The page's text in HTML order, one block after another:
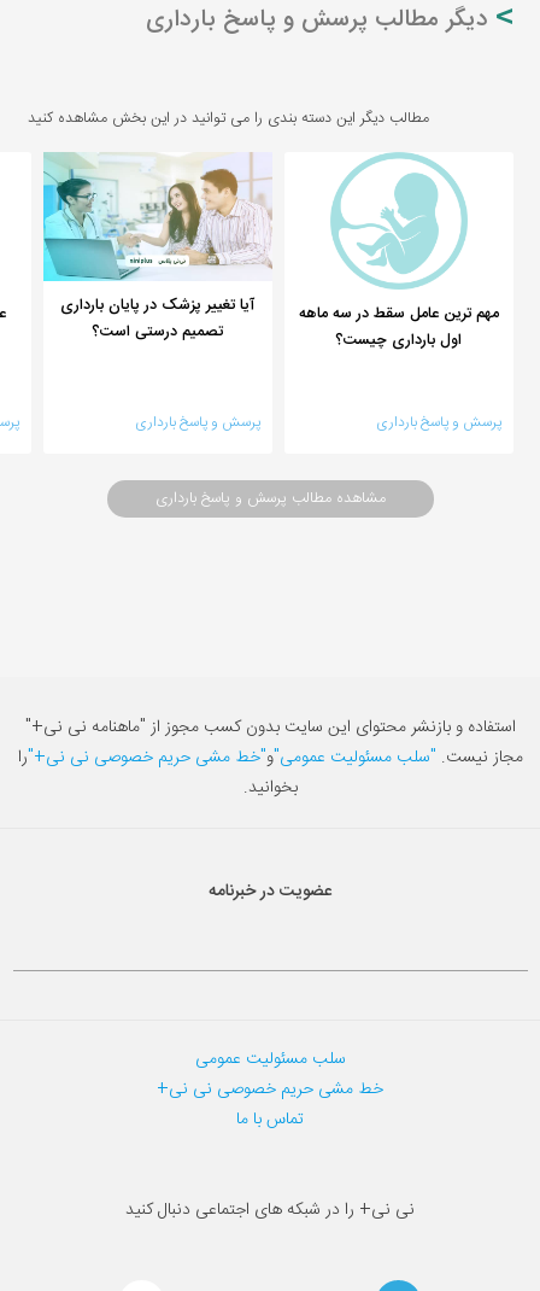
دیگر مطالب پرسش و پاسخ بارداری
مطالب دیگر این دسته بندی را می توانید در این بخش مشاهده کنید
مهم ترین عامل سقط در سه ماهه
اول بارداری چیست؟
پرسش و پاسخ بارداری
آیا تغییر پزشک در پایان بارداری
تصمیم درستی است؟
پرسش و پاسخ بارداری
مشاهده مطالب پرسش و پاسخ بارداری
استفاده و بازنشر محتوای این سایت بدون کسب مجوز از "ماهنامه نی نی+"
مجاز نیست. "سلب مسئولیت عمومی"و"خط مشی حریم خصوصی نی نی+"را
بخوانید.
عضویت در خبرنامه
سلب مسئولیت عمومی
خط مشی حریم خصوصی نی نی+
تماس با ما
نی نی+ را در شبکه های اجتماعی دنبال کنید